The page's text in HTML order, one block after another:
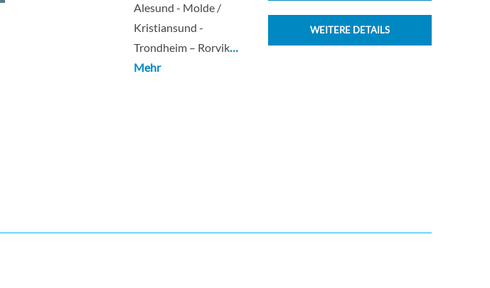
Alesund - Molde /
Kristiansund -
Trondheim – Rorvik…
Mehr
WEITERE DETAILS